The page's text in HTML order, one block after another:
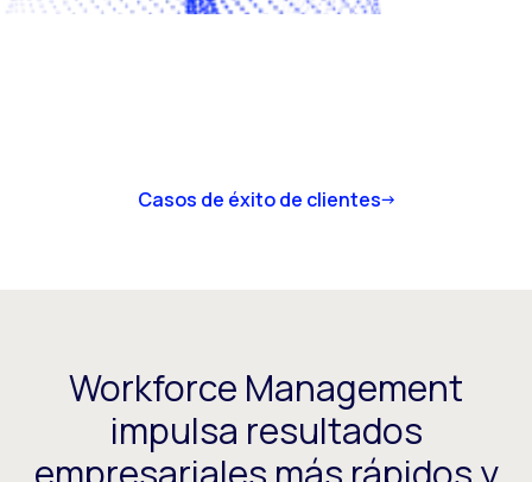
Casos de éxito de clientes
Workforce Management
impulsa resultados